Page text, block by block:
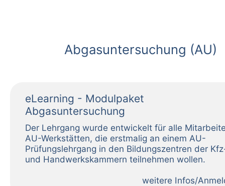
Abgasuntersuchung (AU)
eLearning - Modulpaket
Abgasuntersuchung
weitere Infos/